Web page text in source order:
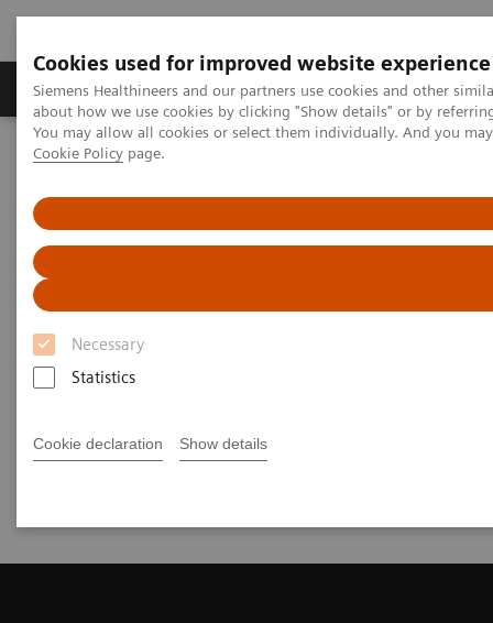
Cookies used for improved website experience
Siemens Healthineers and our partners use cookies and other
about how we use cookies by clicking "Show details" or by
You may allow all cookies or select them individually. And you
Cookie Policy page.
Necessary
Statistics
Cookie declaration Show details
Produtos e serviços Especialidades Clínicas e
Siemens Healthineers Brasil
Automação Laboratorial: Estudos de Casos
Video: Proximity Care within the MOVE Hospital Network in Liege,
Belgium
Video: Proximity Care within the
MOVE Hospital Network in
Liege, Belgium